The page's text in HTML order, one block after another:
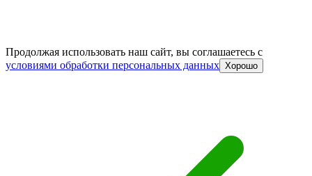
Продолжая использовать наш сайт, вы соглашаетесь c
условиями обработки персональных данных Хорошо